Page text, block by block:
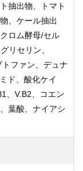
抽出物、トマト
、ケール抽出
ロム酵母/セル
リセリン、
ファン、デュナ
ド、酸化ケイ
、V.B2、コエン
葉酸、ナイアシ